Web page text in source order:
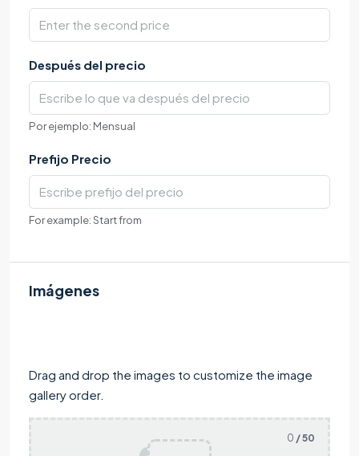
Después del precio
Por ejemplo: Mensual
Prefijo Precio
For example: Start from
Imágenes
Drag and drop the images to customize the image
gallery order.
0 / 50